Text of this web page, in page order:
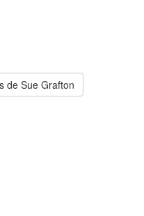
de Sue Grafton